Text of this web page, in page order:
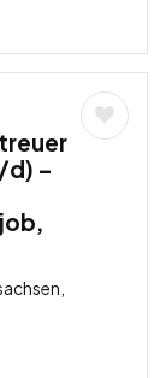
d) –